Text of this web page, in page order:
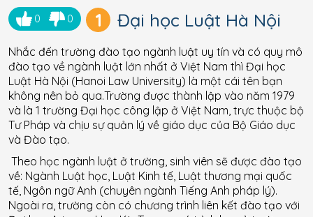
0 0 1 Đại học Luật Hà Nội
Nhắc đến trường đào tạo ngành luật uy tín và có quy mô
đào tạo về ngành luật lớn nhất ở Việt Nam thì Đại học
Luật Hà Nội (Hanoi Law University) là một cái tên bạn
không nên bỏ qua.Trường được thành lập vào năm 1979
và là 1 trường Đại học công lập ở Việt Nam, trực thuộc bộ
Tư Pháp và chịu sự quản lý về giáo dục của Bộ Giáo dục
và Đào tạo.
Theo học ngành luật ở trường, sinh viên sẽ được đào tạo
về: Ngành Luật học, Luật Kinh tế, Luật thương mại quốc
tế, Ngôn ngữ Anh (chuyên ngành Tiếng Anh pháp lý).
Ngoài ra, trường còn có chương trình liên kết đào tạo với